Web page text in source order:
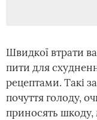
Швидкої втрати
пити для
рецептами. Такі
почуття голоду,
приносять